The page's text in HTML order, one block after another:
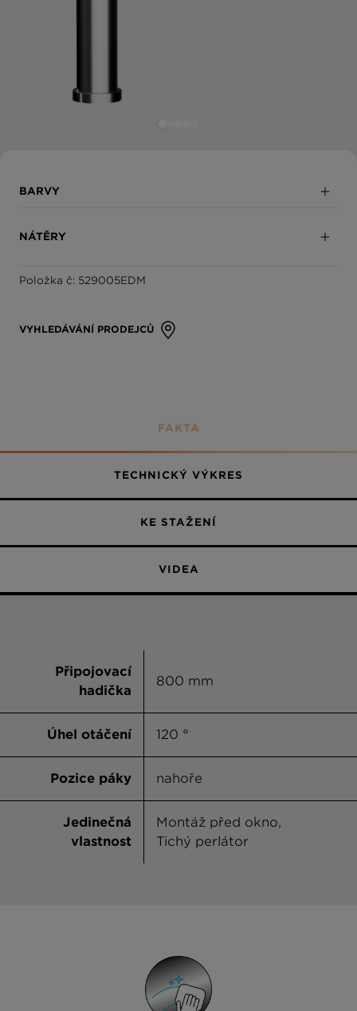
BARVY
NÁTĚRY
Plně potažené
Položka č: 529005EDM
VYHLEDÁVÁNÍ PRODEJCŮ
FAKTA
TECHNICKÝ VÝKRES
KE STAŽENÍ
VIDEA
Připojovací
hadička
800 mm
Úhel otáčení 120 °
Pozice páky nahoře
Jedinečná
vlastnost
Montáž před okno,
Tichý perlátor